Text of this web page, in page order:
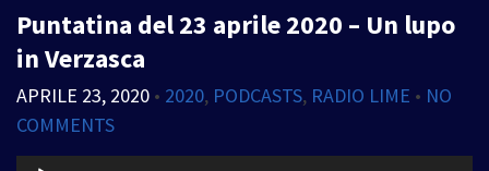
Puntatina del 23 aprile 2020 – Un lupo
in Verzasca
APRILE 23, 2020 • 2020, PODCASTS, RADIO LIME • NO
COMMENTS